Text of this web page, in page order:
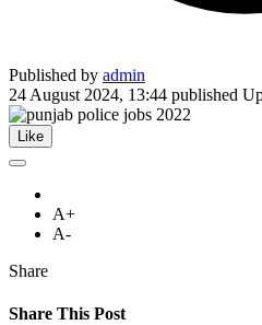
Published by admin
24 August 2024, 13:44 published
Like
A+
A-
Share
Share This Post